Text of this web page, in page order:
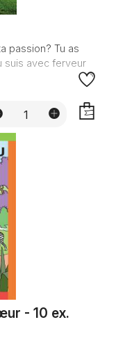
passion? Tu as
suis avec ferveur
- 10 ex.